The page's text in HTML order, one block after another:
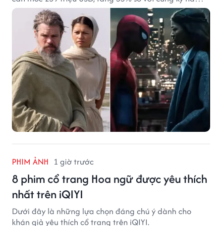
ngoái.
PHIM ẢNH 1 giờ trước
8 phim cổ trang Hoa ngữ được yêu thích
nhất trên iQIYI
Dưới đây là những lựa chọn đáng chú ý dành cho
khán giả yêu thích cổ trang trên iQIYI.